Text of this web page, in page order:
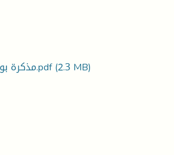
مذكرة بوجلال بن معتوق زنبوع.pdf(2.3 MB)